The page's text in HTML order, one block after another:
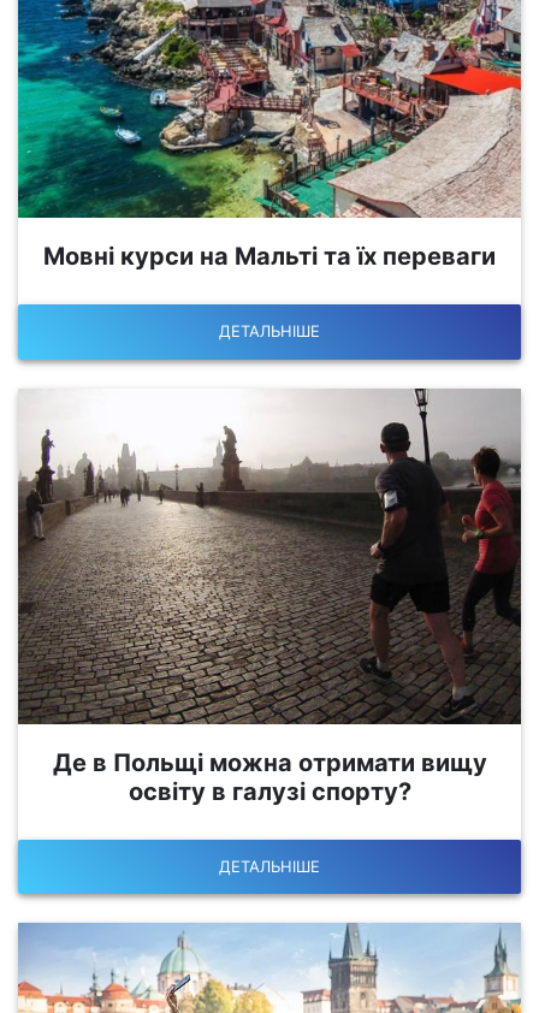
Мовні курси на Мальті та їх переваги
ДЕТАЛЬНІШЕ
Де в Польщі можна отримати вищу
освіту в галузі спорту?
ДЕТАЛЬНІШЕ